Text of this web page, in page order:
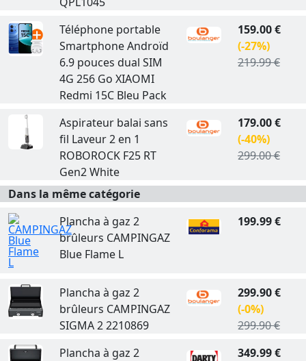
Téléphone portable
Smartphone Androïd
6.9 pouces dual SIM
4G 256 Go XIAOMI
Redmi 15C Bleu Pack
159.00 €
(-27%)
219.99 €
Aspirateur balai sans
fil Laveur 2 en 1
ROBOROCK F25 RT
Gen2 White
179.00 €
(-40%)
299.00 €
Dans la même catégorie
Plancha à gaz 2
brûleurs CAMPINGAZ
Blue Flame L
199.99 €
Plancha à gaz 2
brûleurs CAMPINGAZ
SIGMA 2 2210869
299.90 €
(-0%)
299.90 €
Plancha à gaz 2
349.99 €